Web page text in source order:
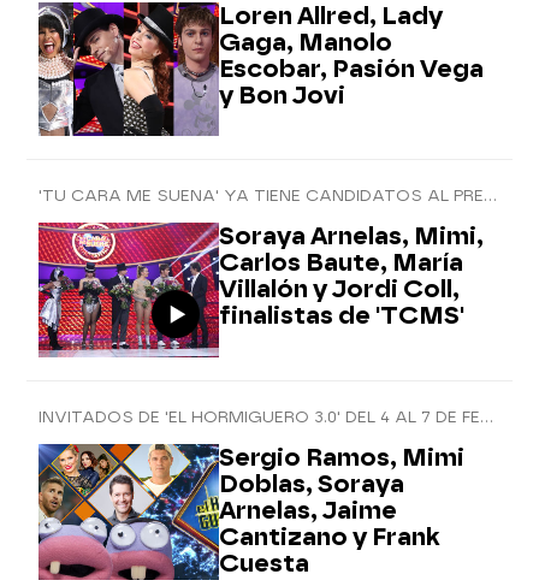
Loren Allred, Lady
Gaga, Manolo
Escobar, Pasión Vega
y Bon Jovi
'TU CARA ME SUENA' YA TIENE CANDIDATOS AL PREMIO FINAL
Soraya Arnelas, Mimi,
Carlos Baute, María
Villalón y Jordi Coll,
finalistas de 'TCMS'
INVITADOS DE 'EL HORMIGUERO 3.0' DEL 4 AL 7 DE FEBRERO
Sergio Ramos, Mimi
Doblas, Soraya
Arnelas, Jaime
Cantizano y Frank
Cuesta